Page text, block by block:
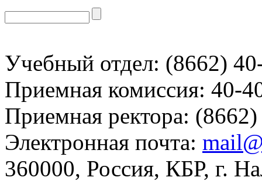
Учебный отдел: (8662)
Приемная комиссия: 40-
Приемная ректора:
Электронная почта:
360000, Россия, КБР, г.